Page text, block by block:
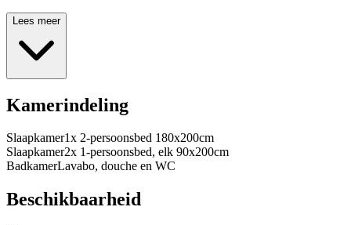
Lees meer
Kamerindeling
Slaapkamer1x 2-persoonsbed 180x200cm
Slaapkamer2x 1-persoonsbed, elk 90x200cm
BadkamerLavabo, douche en WC
Beschikbaarheid